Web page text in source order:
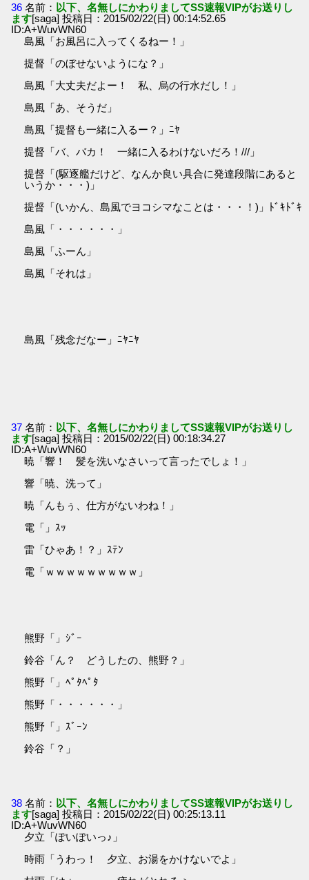
36 名前： 以下、名無しにかわりましてSS速報VIPがお送りし
ます[saga] 投稿日：2015/02/22(日) 00:14:52.65
ID:A+WuvWN60
島風「お風呂に入ってくるねー！」
提督「のぼせないようにな？」
島風「大丈夫だよー！ 私、烏の行水だし！」
島風「あ、そうだ」
島風「提督も一緒に入るー？」ﾆﾔ
提督「バ、バカ！ 一緒に入るわけないだろ！///」
提督「(駆逐艦だけど、なんか良い具合に発達段階にあると
いうか・・・)」
提督「(いかん、島風でヨコシマなことは・・・！)」ﾄﾞｷﾄﾞｷ
島風「・・・・・・」
島風「ふーん」
島風「それは」
島風「残念だなー」ﾆﾔﾆﾔ
37 名前： 以下、名無しにかわりましてSS速報VIPがお送りし
ます[saga] 投稿日：2015/02/22(日) 00:18:34.27
ID:A+WuvWN60
暁「響！ 髪を洗いなさいって言ったでしょ！」
響「暁、洗って」
暁「んもぅ、仕方がないわね！」
電「」ｽｯ
雷「ひゃあ！？」ｽﾃﾝ
電「ｗｗｗｗｗｗｗｗｗ」
熊野「」ｼﾞｰ
鈴谷「ん？ どうしたの、熊野？」
熊野「」ﾍﾟﾀﾍﾟﾀ
熊野「・・・・・・」
熊野「」ｽﾞｰﾝ
鈴谷「？」
38 名前： 以下、名無しにかわりましてSS速報VIPがお送りし
ます[saga] 投稿日：2015/02/22(日) 00:25:13.11
ID:A+WuvWN60
夕立「ぽいぽいっ♪」
時雨「うわっ！ 夕立、お湯をかけないでよ」